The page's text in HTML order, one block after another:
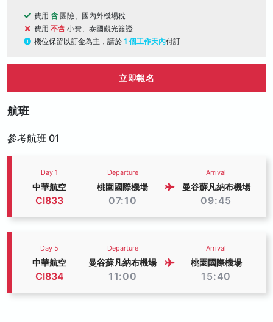
費用 含 團險、國內外機場稅
費用 不含 小費、泰國觀光簽證
機位保留以訂金為主，請於 1 個工作天內付訂
立即報名
航班
參考航班 01
Day 1
中華航空
CI833
Departure
桃園國際機場
07:10
Arrival
曼谷蘇凡納布機場
09:45
Day 5
中華航空
CI834
Departure
曼谷蘇凡納布機場
11:00
Arrival
桃園國際機場
15:40